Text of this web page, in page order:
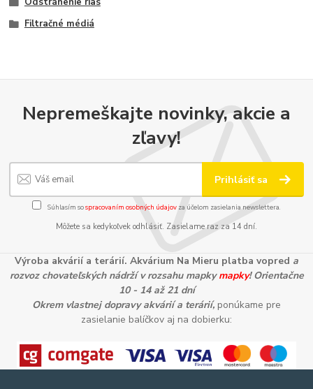
Filtračné médiá
Nepremeškajte novinky, akcie a
zľavy!
Prihlásiť sa
Súhlasím sospracovaním osobných údajov za účelom zasielania newslettera.
Môžete sa kedykoľvek odhlásiť. Zasielame raz za 14 dní.
Výroba akvárií a terárií. Akvárium Na Mieru platba vopred a
rozvoz chovateľských nádrží v rozsahu mapkymapky! Orientačne
10 - 14 až 21 dní
Okrem vlastnej dopravy akvárií a terárií, ponúkame pre
zasielanie balíčkov aj na dobierku: